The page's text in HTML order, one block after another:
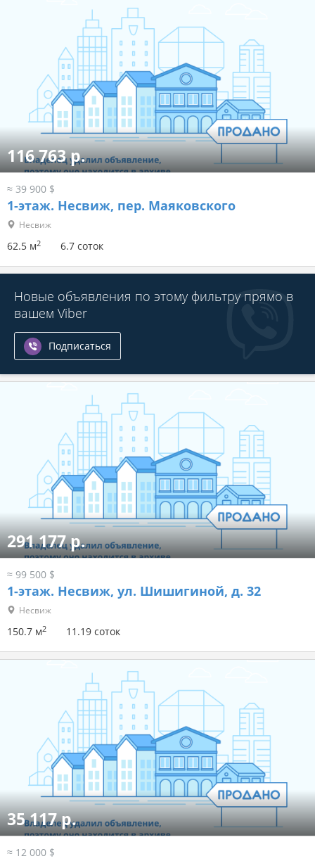
116 763 р.
≈ 39 900 $
1-этаж. Несвиж, пер. Маяковского
Несвиж
62.5 м2 6.7 соток
Новые объявления по этому фильтру прямо в
вашем Viber
Подписаться
291 177 р.
≈ 99 500 $
1-этаж. Несвиж, ул. Шишигиной, д. 32
Несвиж
150.7 м2 11.19 соток
35 117 р.
≈ 12 000 $